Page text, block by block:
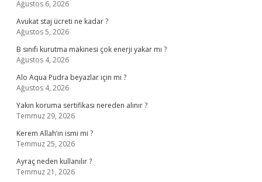
Ağustos 6, 2026
Avukat staj ücreti ne kadar ?
Ağustos 5, 2026
B sınıfı kurutma makinesi çok enerji yakar mı ?
Ağustos 4, 2026
Alo Aqua Pudra beyazlar için mi ?
Ağustos 4, 2026
Yakın koruma sertifikası nereden alınır ?
Temmuz 29, 2026
Kerem Allah’ın ismi mi ?
Temmuz 25, 2026
Ayraç neden kullanılır ?
Temmuz 21, 2026